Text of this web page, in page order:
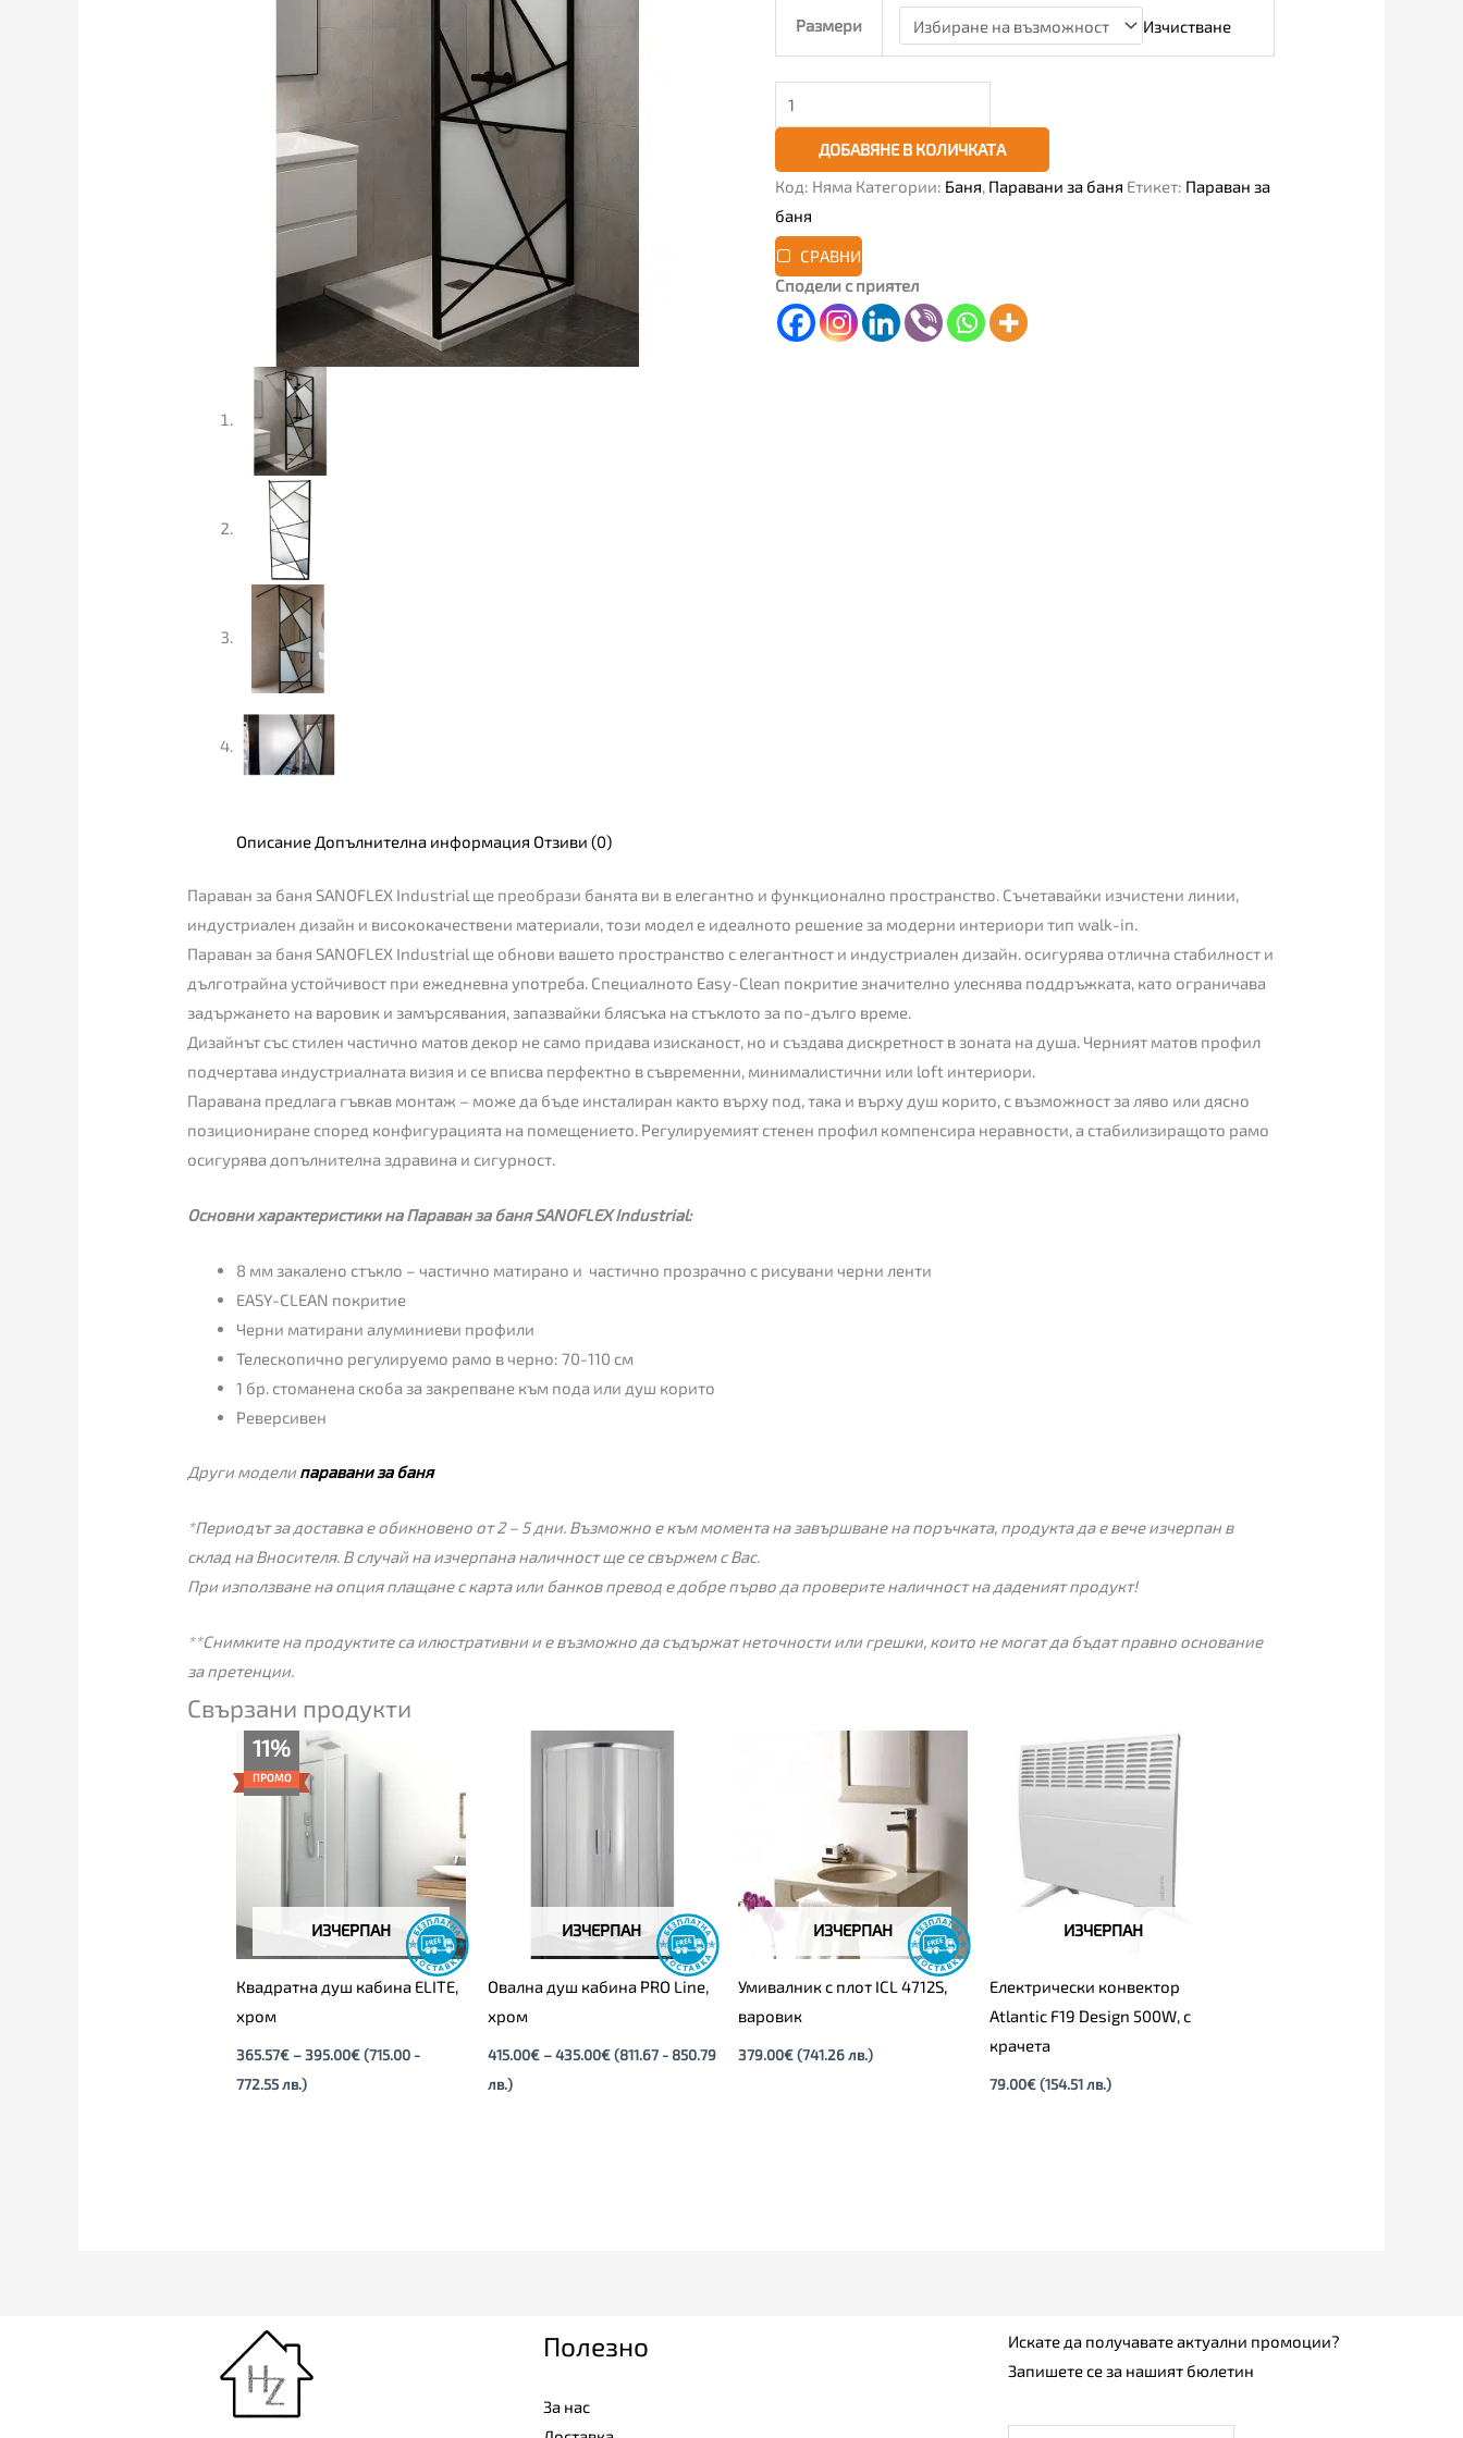
Размери Изчистване
ДОБАВЯНЕ В КОЛИЧКАТА
Код: Няма Категории: Баня, Паравани за баня Етикет: Параван за
баня
СРАВНИ
Сподели с приятел
Описание Допълнителна информация Отзиви (0)
Параван за баня SANOFLEX Industrial ще преобрази банята ви в елегантно и функционално пространство. Съчетавайки изчистени линии,
индустриален дизайн и висококачествени материали, този модел е идеалното решение за модерни интериори тип walk-in.
Параван за баня SANOFLEX Industrial ще обнови вашето пространство с елегантност и индустриален дизайн. осигурява отлична стабилност и
дълготрайна устойчивост при ежедневна употреба. Специалното Easy-Clean покритие значително улеснява поддръжката, като ограничава
задържането на варовик и замърсявания, запазвайки блясъка на стъклото за по-дълго време.
Дизайнът със стилен частично матов декор не само придава изисканост, но и създава дискретност в зоната на душа. Черният матов профил
подчертава индустриалната визия и се вписва перфектно в съвременни, минималистични или loft интериори.
Паравана предлага гъвкав монтаж – може да бъде инсталиран както върху под, така и върху душ корито, с възможност за ляво или дясно
позициониране според конфигурацията на помещението. Регулируемият стенен профил компенсира неравности, а стабилизиращото рамо
осигурява допълнителна здравина и сигурност.
Основни характеристики на Параван за баня SANOFLEX Industrial:
8 мм закалено стъкло – частично матирано и частично прозрачно с рисувани черни ленти
EASY-CLEAN покритие
Черни матирани алуминиеви профили
Телескопично регулируемо рамо в черно: 70-110 см
1 бр. стоманена скоба за закрепване към пода или душ корито
Реверсивен
Други моделипаравани за баня
*Периодът за доставка е обикновено от 2 – 5 дни. Възможно е към момента на завършване на поръчката, продукта да е вече изчерпан в
склад на Вносителя. В случай на изчерпана наличност ще се свържем с Вас.
При използване на опция плащане с карта или банков превод е добре първо да проверите наличност на даденият продукт!
**Снимките на продуктите са илюстративни и е възможно да съдържат неточности или грешки, които не могат да бъдат правно основание
за претенции.
Свързани продукти
11%
ПРОМО
ИЗЧЕРПАН
Квадратна душ кабина ELITE,
хром
365.57€ –395.00€
365.57€
(715.00 -
772.55 лв.)
ИЗЧЕРПАН
Овална душ кабина PRO Line,
хром
415.00€ – 435.00€
range:
(811.67 - 850.79
лв.)
ИЗЧЕРПАН
Умивалник с плот ICL 4712S,
варовик
379.00€(741.26 лв.)
ИЗЧЕРПАН
Електрически конвектор
Atlantic F19 Design 500W, с
крачета
79.00€ (154.51 лв.)
Полезно
За нас
Искате да получавате актуални промоции?
Запишете се за нашият бюлетин